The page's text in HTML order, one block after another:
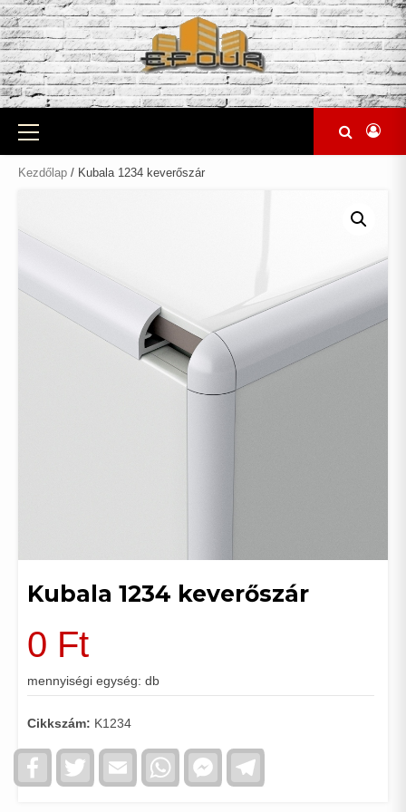
Skip
to
content
Primary
Menu
Kezdőlap / Kubala 1234 keverőszár
Kubala 1234 keverőszár
0 Ft
mennyiségi egység: db
Cikkszám: K1234
FacebookTwitter Email WhatsAppFacebook
Messenger